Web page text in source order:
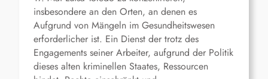
insbesondere an den Orten, an denen es
Aufgrund von Mängeln im Gesundheitswesen
erforderlicher ist. Ein Dienst der trotz des
Engagements seiner Arbeiter, aufgrund der Politik
dieses alten kriminellen Staates, Ressourcen